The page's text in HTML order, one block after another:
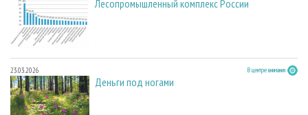
Лесопромышленный комплекс России
23.03.2026 В центре внимания
Деньги под ногами